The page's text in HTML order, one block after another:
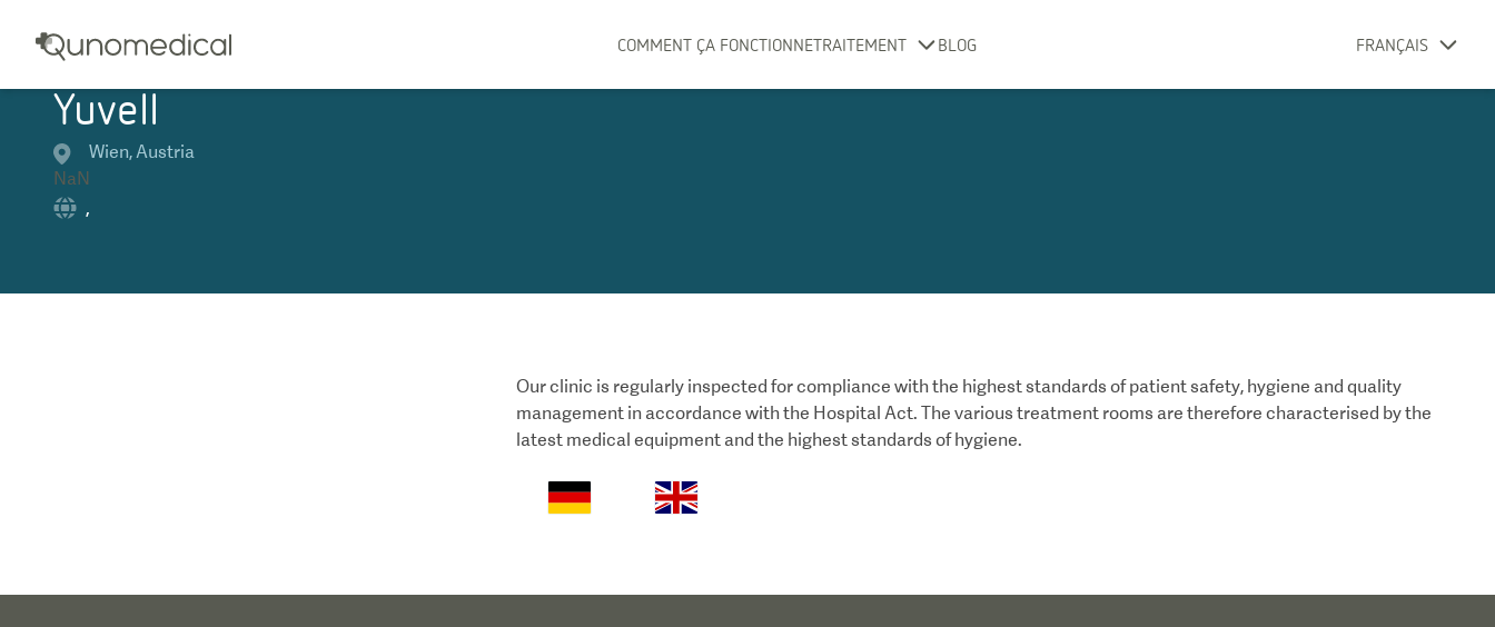
COMMENT ÇA FONCTIONNETRAITEMENT BLOG FRANÇAIS
Yuvell
Wien,Austria
NaN
,
Our clinic is regularly inspected for compliance with the highest standards of patient safety, hygiene and quality
management in accordance with the Hospital Act. The various treatment rooms are therefore characterised by the
latest medical equipment and the highest standards of hygiene.